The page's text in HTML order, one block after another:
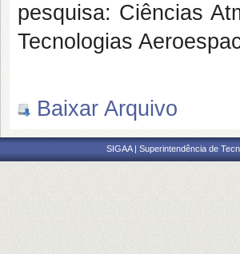
pesquisa: Ciências
Tecnologias
Baixar Arquivo
SIGAA | Superintendência de